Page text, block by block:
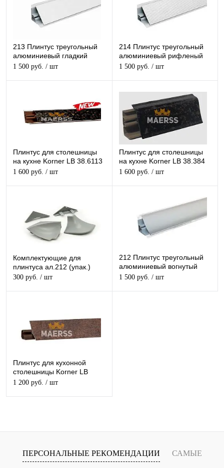
213 Плинтус треугольный
алюминиевый гладкий
30*30*3050мм
1 500 руб. / шт
214 Плинтус треугольный
алюминиевый рифленый
30*30*3050мм
1 500 руб. / шт
Плинтус для столешницы
на кухне Korner LB 38.6113
Черная Бронза глянец
1 600 руб. / шт
Плинтус для столешницы
на кухне Korner LB 38.384
Черная Бронза мат
1 600 руб. / шт
Комплектующие для
плинтуса ал.212 (упак.)
300 руб. / шт
212 Плинтус треугольный
алюминиевый вогнутый
30*30*3050мм
1 500 руб. / шт
Плинтус для кухонной
столешницы Korner LB
23.7001 Ферро бронза
1 200 руб. / шт
ПЕРСОНАЛЬНЫЕ РЕКОМЕНДАЦИИ САМЫЕ